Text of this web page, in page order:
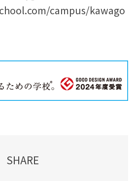
campus/kawago
SHARE